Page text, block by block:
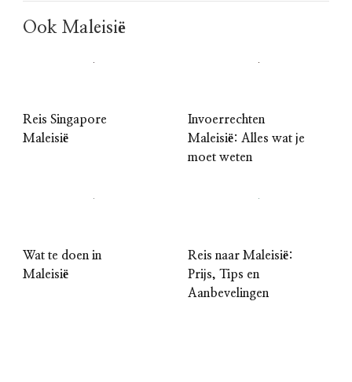
Ook Maleisië
Reis Singapore
Maleisië
Invoerrechten
Maleisië: Alles wat je
moet weten
Wat te doen in
Maleisië
Reis naar Maleisië:
Prijs, Tips en
Aanbevelingen